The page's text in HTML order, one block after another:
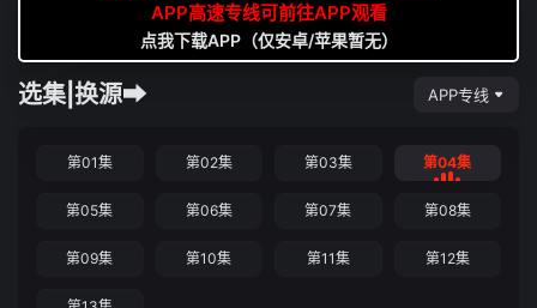
APP高速专线可前往APP观看
点我下载APP（仅安卓/苹果暂无）
选集|换源➡ APP专线
第01集 第02集 第03集 第04集
第05集 第06集 第07集 第08集
第09集 第10集 第11集 第12集